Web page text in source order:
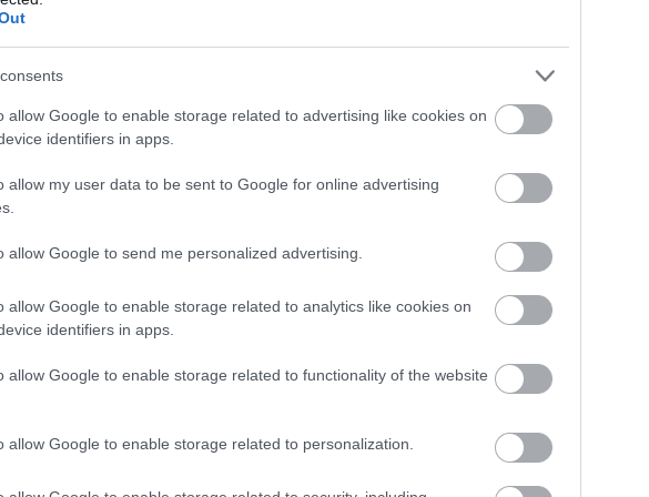
allow Google to enable storage related to advertising like cookies on
identifiers in apps.
allow my user data to be sent to Google for online advertising
allow Google to send me personalized advertising.
allow Google to enable storage related to analytics like cookies on
identifiers in apps.
allow Google to enable storage related to functionality of the website
allow Google to enable storage related to personalization.
υγείας της
Παρασκευή, χωρίς να παρουσιαστούν
επόμενη ημέρα εμφάνισε έντονους
οδήγησε στη μεταφορά της στη Μονάδα
και κρίθηκε απαραίτητη η
της Αθήνας.
και κατά την άφιξή της, η κατάστασή
την εφαρμογή όλων των προβλεπόμενων
της ΚΑΡΠΑ, δεν κατέστη δυνατή η
της μετά τη διακομιδή στο
λάθος
06.08.2026 | 18:20
πανηγύρι της
Εύβοιας: Δείτε τι
06.08.2026 | 18:00
Πηγαίνουν
ενισχύσεις στο Νησί
πυροσβεστικά στο
λιμάνι της Κύμης